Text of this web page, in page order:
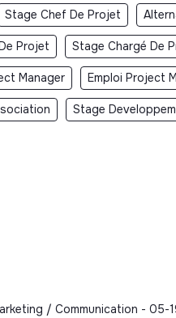
Stage Chef De Projet
Projet Stage Chargé De
Manager Emploi Project
Stage
/ Communication - 05-